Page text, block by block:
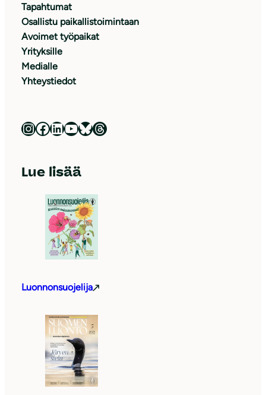
Tapahtumat
Osallistu paikallistoimintaan
Avoimet työpaikat
Yrityksille
Medialle
Yhteystiedot
Luonnonsuojeluliitto Instagramissa Luonnonsuojeluliitto Facebookissa Luonnonsuojeluliitto LinkedInissä Luonnonsuojeluliiton YouTube-kanava Luonnonsuojeluliitto Blueskyssa Luonnonsuojeluliitto Threadsissa
Lue lisää
Luonnonsuojelija